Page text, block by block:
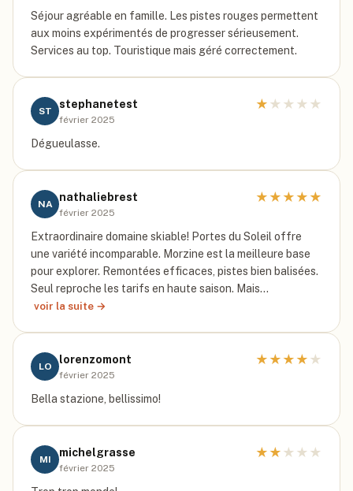
Séjour agréable en famille. Les pistes rouges permettent
aux moins expérimentés de progresser sérieusement.
Services au top. Touristique mais géré correctement.
ST
stephanetest
février 2025
★ ★ ★ ★ ★
Dégueulasse.
NA
nathaliebrest
février 2025
★ ★ ★ ★ ★
Extraordinaire domaine skiable! Portes du Soleil offre
une variété incomparable. Morzine est la meilleure base
pour explorer. Remontées efficaces, pistes bien balisées.
Seul reproche les tarifs en haute saison. Mais…
voir la suite →
LO
lorenzomont
février 2025
★ ★ ★ ★ ★
Bella stazione, bellissimo!
MI
michelgrasse
février 2025
★ ★ ★ ★ ★